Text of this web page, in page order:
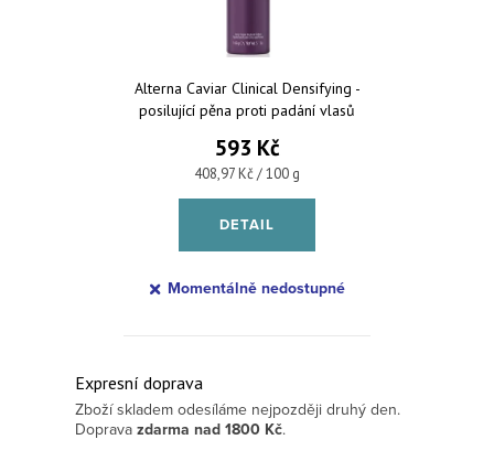
Alterna Caviar Clinical Densifying -
posilující pěna proti padání vlasů
593 Kč
Měrná cena:
408,97 Kč / 100 g
DETAIL
Momentálně nedostupné
Ovládací prvky výpisu
Expresní doprava
Zboží skladem odesíláme nejpozději druhý den.
Doprava zdarma nad 1800 Kč.